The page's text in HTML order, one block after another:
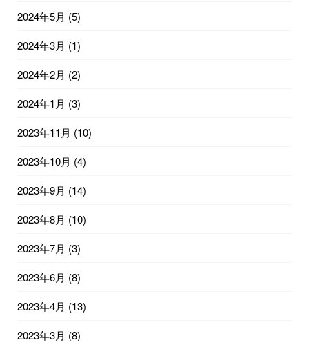
2024年5月 (5)
2024年3月 (1)
2024年2月 (2)
2024年1月 (3)
2023年11月 (10)
2023年10月 (4)
2023年9月 (14)
2023年8月 (10)
2023年7月 (3)
2023年6月 (8)
2023年4月 (13)
2023年3月 (8)